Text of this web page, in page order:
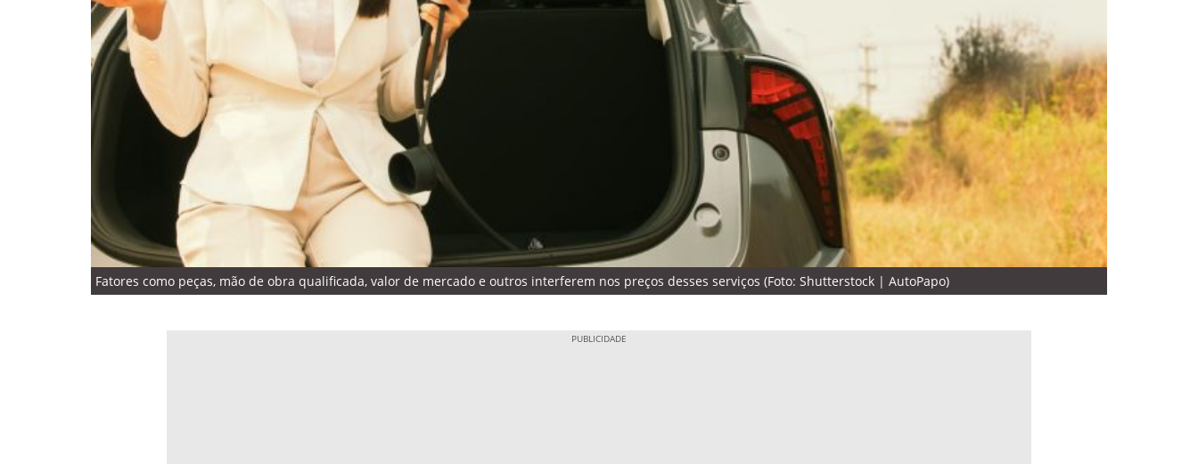
Fatores como peças, mão de obra qualificada, valor de mercado e outros interferem nos preços desses serviços (Foto: Shutterstock | AutoPapo)